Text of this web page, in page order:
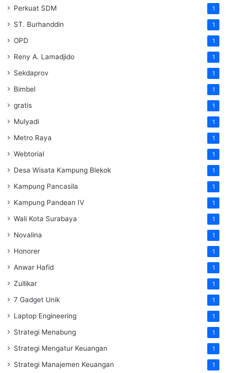
Perkuat SDM 1
ST. Burhanddin 1
OPD 1
Reny A. Lamadjido 1
Sekdaprov 1
Bimbel 1
gratis 1
Mulyadi 1
Metro Raya 1
Webtorial 1
Desa Wisata Kampung Blekok 1
Kampung Pancasila 1
Kampung Pandean IV 1
Wali Kota Surabaya 1
Novalina 1
Honorer 1
Anwar Hafid 1
Zullikar 1
7 Gadget Unik 1
Laptop Engineering 1
Strategi Menabung 1
Strategi Mengatur Keuangan 1
Strategi Manajemen Keuangan 1